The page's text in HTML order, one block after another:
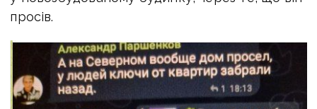
просів.